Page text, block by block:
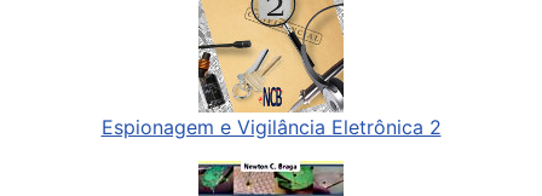
Espionagem e Vigilância Eletrônica 2